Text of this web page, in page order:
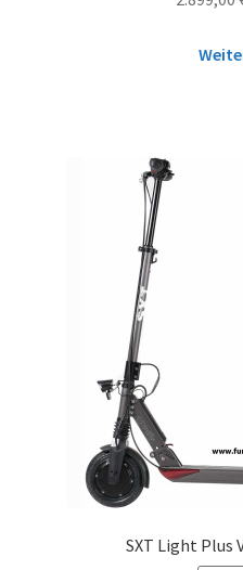
SXT Light Plus